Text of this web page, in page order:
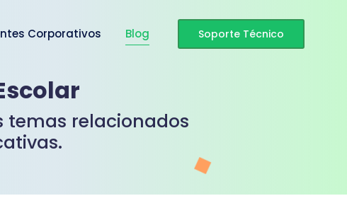
Corporativos Blog Soporte Técnico
temas relacionados